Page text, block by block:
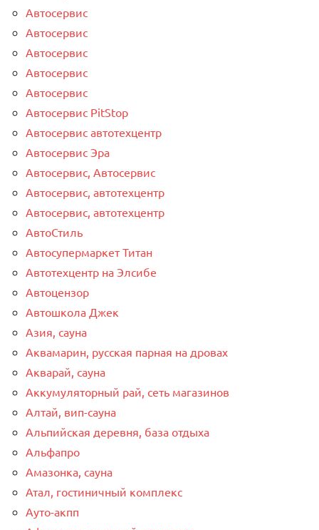
Автосервис
Автосервис
Автосервис
Автосервис
Автосервис
Автосервис PitStop
Автосервис автотехцентр
Автосервис Эра
Автосервис, Автосервис
Автосервис, автотехцентр
Автосервис, автотехцентр
АвтоСтиль
Автосупермаркет Титан
Автотехцентр на Элсибе
Автоцензор
Автошкола Джек
Азия, сауна
Аквамарин, русская парная на дровах
Акварай, сауна
Аккумуляторный рай, сеть магазинов
Алтай, вип-сауна
Альпийская деревня, база отдыха
Альфапро
Амазонка, сауна
Атал, гостиничный комплекс
Ауто-акпп